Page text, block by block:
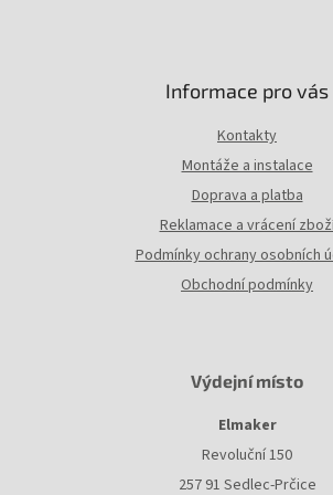
Informace pro vás
Kontakty
Montáže a instalace
Doprava a platba
Reklamace a vrácení
Podmínky ochrany osobních
Obchodní podmínky
Výdejní místo
Elmaker
Revoluční 150
257 91 Sedlec-Prčice